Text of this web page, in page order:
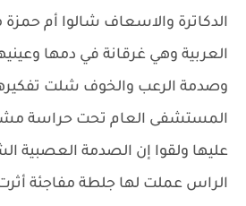
الدكاترة والاسعاف شالوا أم
العربية وهي غرقانة في دمها
وصدمة الرعب والخوف شلت
المستشفى العام تحت حراسة
عليها ولقوا إن الصدمة العصبية
الراس عملت لها جلطة مفاجئة